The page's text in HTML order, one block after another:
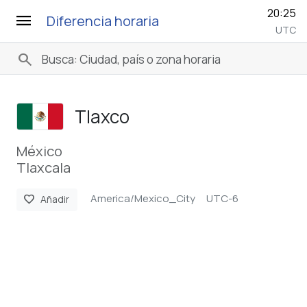
menu Diferencia horaria 20:25
UTC
search
Tlaxco
México
Tlaxcala
favorite Añadir America/Mexico_City UTC-6